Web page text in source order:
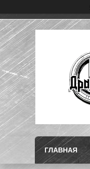
ГЛАВНАЯ